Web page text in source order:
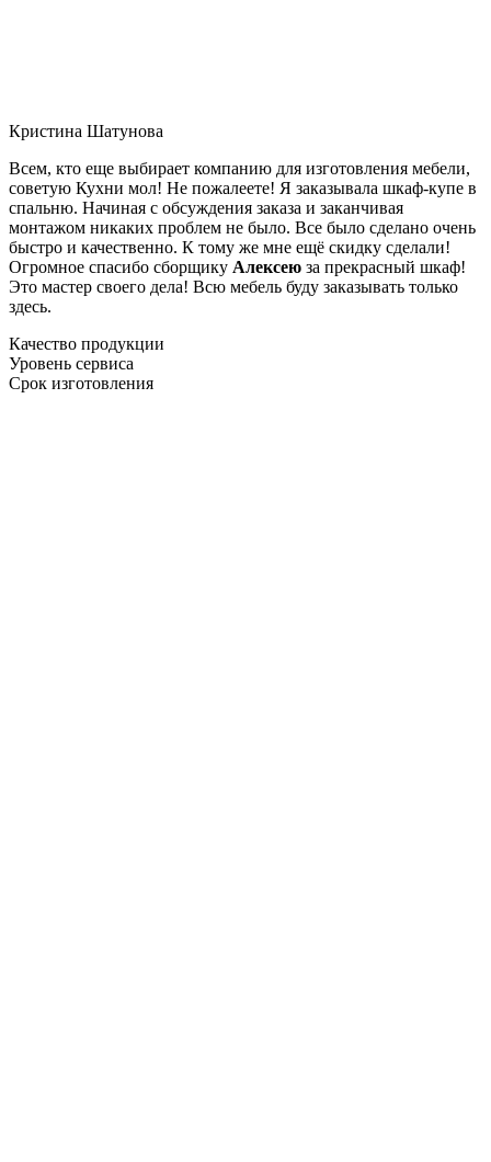
Кристина Шатунова
Всем, кто еще выбирает компанию для изготовления мебели,
советую Кухни мол! Не пожалеете! Я заказывала шкаф-купе в
спальню. Начиная с обсуждения заказа и заканчивая
монтажом никаких проблем не было. Все было сделано очень
быстро и качественно. К тому же мне ещё скидку сделали!
Огромное спасибо сборщику Алексею за прекрасный шкаф!
Это мастер своего дела! Всю мебель буду заказывать только
здесь.
Качество продукции
Уровень сервиса
Срок изготовления